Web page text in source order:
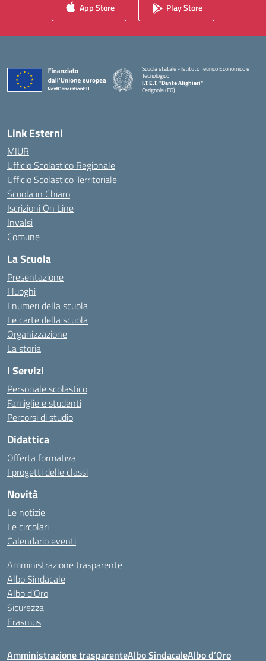
App Store Play Store
Scuola statale - Istituto Tecnico Economico e
Tecnologico
I.T.E.T. "Dante Alighieri"
Cerignola (FG)
— Visita la pagina iniziale della scuola
Link Esterni
MIUR
Ufficio Scolastico Regionale
Ufficio Scolastico Territoriale
Scuola in Chiaro
Iscrizioni On Line
Invalsi
Comune
La Scuola
Presentazione
I luoghi
I numeri della scuola
Le carte della scuola
Organizzazione
La storia
I Servizi
Personale scolastico
Famiglie e studenti
Percorsi di studio
Didattica
Offerta formativa
I progetti delle classi
Novità
Le notizie
Le circolari
Calendario eventi
Amministrazione trasparente
Albo Sindacale
Albo d’Oro
Sicurezza
Erasmus
Amministrazione trasparenteAlbo SindacaleAlbo d’Oro